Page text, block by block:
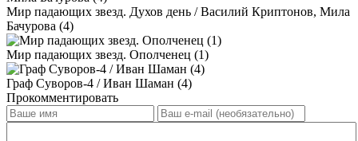
Мир падающих звезд. Духов день / Василий Криптонов, Мила
Бачурова (4)
Мир падающих звезд. Ополченец (1)
Граф Суворов-4 / Иван Шаман (4)
Прокомментировать